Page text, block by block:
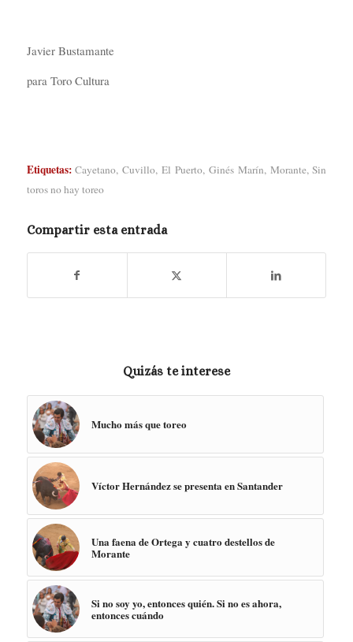
Javier Bustamante
para Toro Cultura
Etiquetas: Cayetano,Cuvillo,El Puerto, Ginés Marín, Morante,Sin
toros no hay toreo
Compartir esta entrada
Quizás te interese
Mucho más que toreo
Víctor Hernández se presenta en Santander
Una faena de Ortega y cuatro destellos de
Morante
Si no soy yo, entonces quién. Si no es ahora,
entonces cuándo